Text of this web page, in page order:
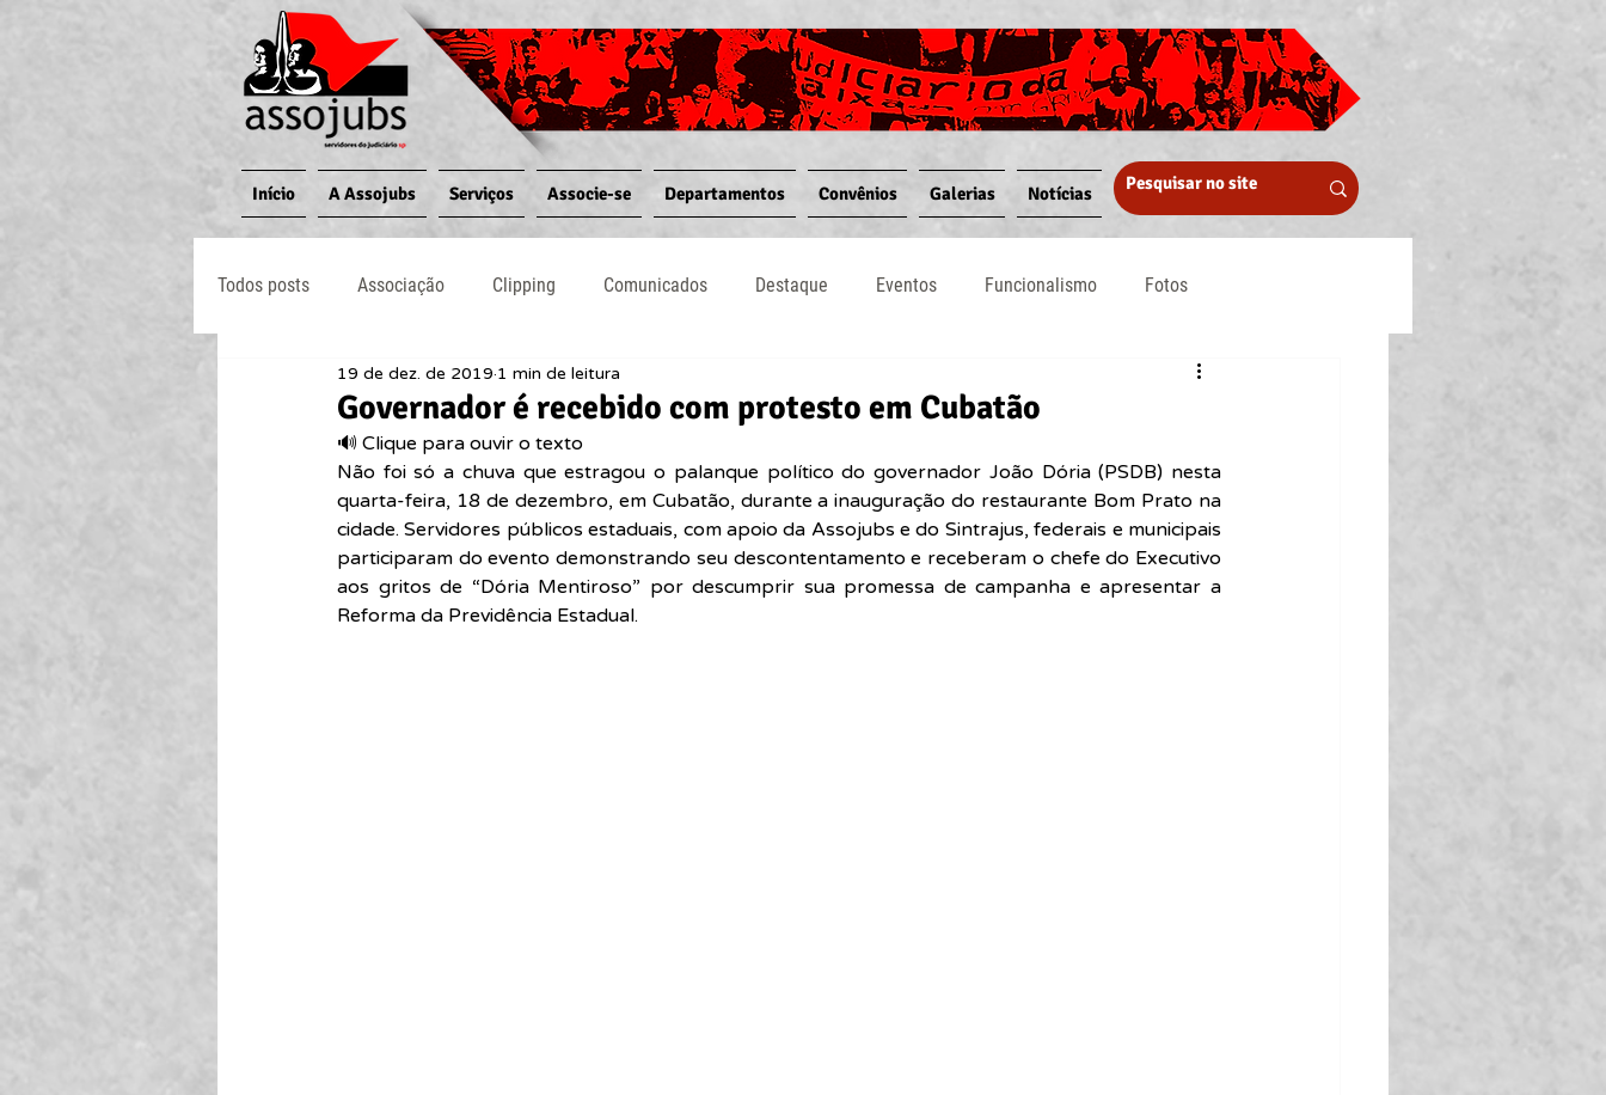
Início A Assojubs Serviços Associe-se Departamentos Convênios Galerias Notícias
Todos posts Associação Clipping Comunicados Destaque Eventos Funcionalismo Fotos
Jornal O Processo Judiciário Notícias
Governador é recebido com protesto em Cubatão
19 de dez. de 2019 1 min de leitura
🔊 Clique para ouvir o texto
Não foi só a chuva que estragou o palanque político do governador João Dória (PSDB) nesta
quarta-feira, 18 de dezembro, em Cubatão, durante a inauguração do restaurante Bom Prato na
cidade. Servidores públicos estaduais, com apoio da Assojubs e do Sintrajus, federais e municipais
participaram do evento demonstrando seu descontentamento e receberam o chefe do Executivo
aos gritos de “Dória Mentiroso” por descumprir sua promessa de campanha e apresentar a
Reforma da Previdência Estadual.